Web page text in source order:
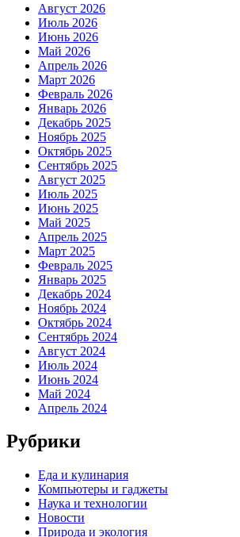
Август 2026
Июль 2026
Июнь 2026
Май 2026
Апрель 2026
Март 2026
Февраль 2026
Январь 2026
Декабрь 2025
Ноябрь 2025
Октябрь 2025
Сентябрь 2025
Август 2025
Июль 2025
Июнь 2025
Май 2025
Апрель 2025
Март 2025
Февраль 2025
Январь 2025
Декабрь 2024
Ноябрь 2024
Октябрь 2024
Сентябрь 2024
Август 2024
Июль 2024
Июнь 2024
Май 2024
Апрель 2024
Рубрики
Еда и кулинария
Компьютеры и гаджеты
Наука и технологии
Новости
Природа и экология